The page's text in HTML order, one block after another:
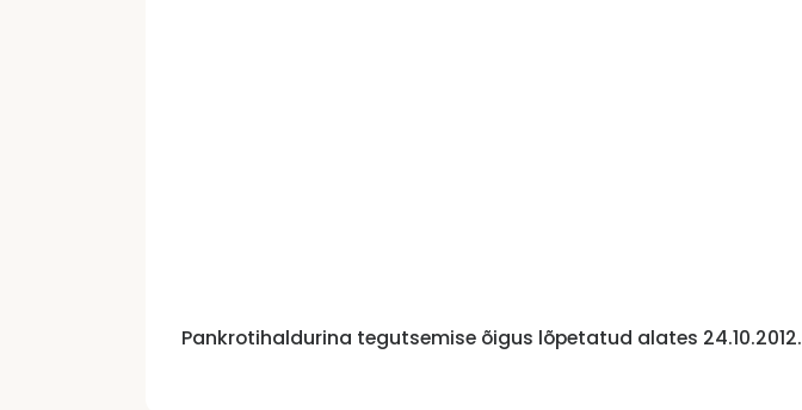
Pankrotihaldurina tegutsemise õigus lõpetatud alates 24.10.2012.